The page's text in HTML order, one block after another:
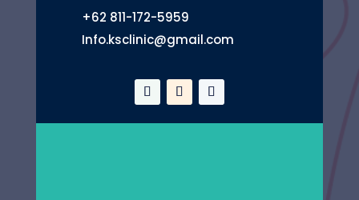
+62 811-172-5959
Info.ksclinic@gmail.com